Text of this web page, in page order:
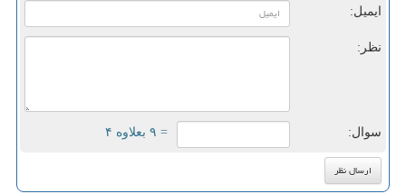
ایمیل:
نظر:
سوال: = ۹ بعلاوه ۴